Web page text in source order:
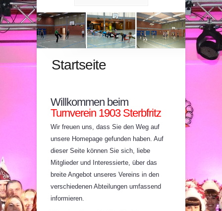
Startseite
Willkommen beim
Turnverein 1903 Sterbfritz
Wir freuen uns, dass Sie den Weg auf
unsere Homepage gefunden haben. Auf
dieser Seite können Sie sich, liebe
Mitglieder und Interessierte, über das
breite Angebot unseres Vereins in den
verschiedenen Abteilungen umfassend
informieren.